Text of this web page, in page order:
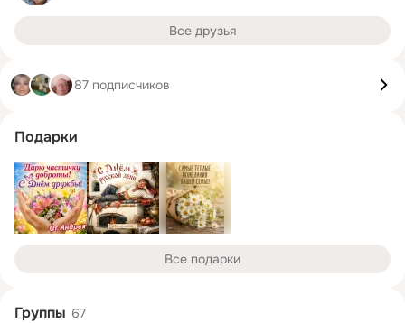
Все друзья
87 подписчиков
Подарки
Все подарки
Группы 67